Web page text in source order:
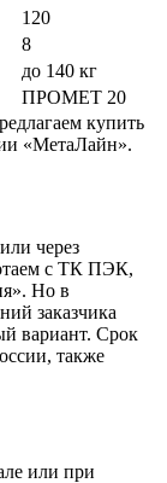
120
8
до 140 кг
ПРОМЕТ 20
купить
«МетаЛайн».
через
с ТК ПЭК,
Но в
заказчика
вариант. Срок
также
или при